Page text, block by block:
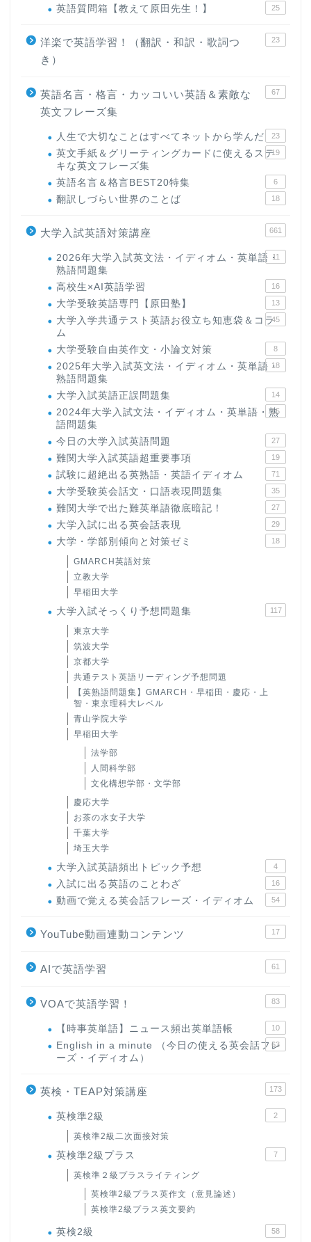
英語質問箱【教えて原田先生！】 25
洋楽で英語学習！（翻訳・和訳・歌詞つ
き）
23
英語名言・格言・カッコいい英語＆素敵な
英文フレーズ集
67
人生で大切なことはすべてネットから学んだ 23
英文手紙＆グリーティングカードに使えるステ
キな英文フレーズ集
19
英語名言＆格言BEST20特集 6
翻訳しづらい世界のことば 18
大学入試英語対策講座 661
2026年大学入試英文法・イディオム・英単語・
熟語問題集
11
高校生×AI英語学習 16
大学受験英語専門【原田塾】 13
大学入学共通テスト英語お役立ち知恵袋＆コラ
ム
45
大学受験自由英作文・小論文対策 8
2025年大学入試英文法・イディオム・英単語・
熟語問題集
18
大学入試英語正誤問題集 14
2024年大学入試文法・イディオム・英単語・熟
語問題集
15
今日の大学入試英語問題 27
難関大学入試英語超重要事項 19
試験に超絶出る英熟語・英語イディオム 71
大学受験英会話文・口語表現問題集 35
難関大学で出た難英単語徹底暗記！ 27
大学入試に出る英会話表現 29
大学・学部別傾向と対策ゼミ 18
GMARCH英語対策
立教大学
早稲田大学
大学入試そっくり予想問題集 117
東京大学
筑波大学
京都大学
共通テスト英語リーディング予想問題
【英熟語問題集】GMARCH・早稲田・慶応・上
智・東京理科大レベル
青山学院大学
早稲田大学
法学部
人間科学部
文化構想学部・文学部
慶応大学
お茶の水女子大学
千葉大学
埼玉大学
大学入試英語頻出トピック予想 4
入試に出る英語のことわざ 16
動画で覚える英会話フレーズ・イディオム 54
YouTube動画連動コンテンツ 17
AIで英語学習 61
VOAで英語学習！ 83
【時事英単語】ニュース頻出英単語帳 10
English in a minute （今日の使える英会話フレ
ーズ・イディオム）
63
英検・TEAP対策講座 173
英検準2級 2
英検準2級二次面接対策
英検準2級プラス 7
英検準２級プラスライティング
英検準2級プラス英作文（意見論述）
英検準2級プラス英文要約
英検2級 58